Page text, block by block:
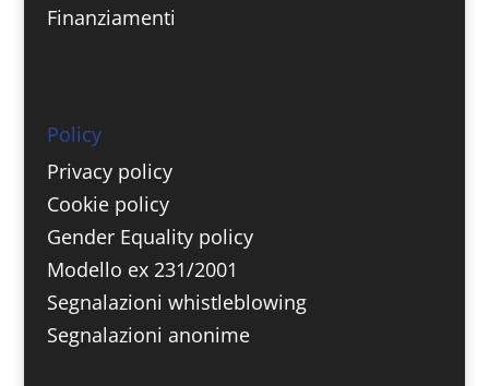
Finanziamenti
Policy
Privacy policy
Cookie policy
Gender Equality policy
Modello ex 231/2001
Segnalazioni whistleblowing
Segnalazioni anonime